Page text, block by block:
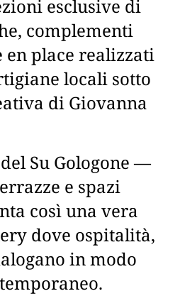
esclusive di
complementi
en place realizzati
locali sotto
di Giovanna
Su Gologone —
e spazi
così una vera
dove ospitalità,
in modo